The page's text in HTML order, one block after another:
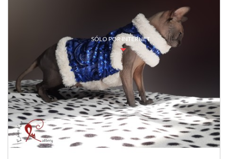
SÓLO POR INTERNET